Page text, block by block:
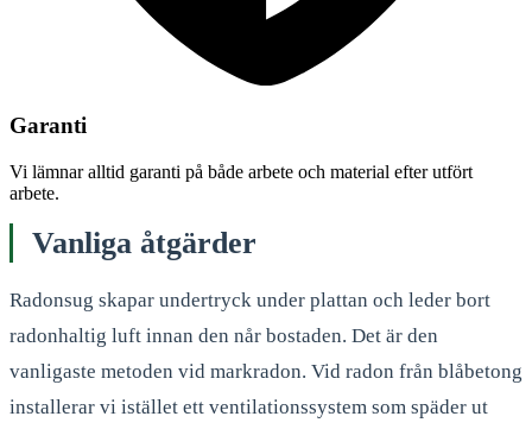
Garanti
Vi lämnar alltid garanti på både arbete och material efter utfört
arbete.
Vanliga åtgärder
Radonsug skapar undertryck under plattan och leder bort
radonhaltig luft innan den når bostaden. Det är den
vanligaste metoden vid markradon. Vid radon från blåbetong
installerar vi istället ett ventilationssystem som späder ut